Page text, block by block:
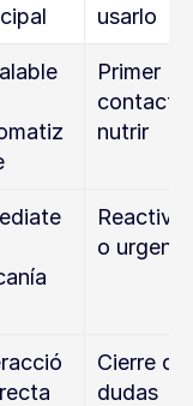
usarlo
Primer
contacto,
nutrir
Reactivar
o
Cierre o
dudas